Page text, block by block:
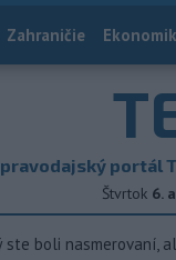
Zahraničie
portál
Štvrtok 6.
ste boli